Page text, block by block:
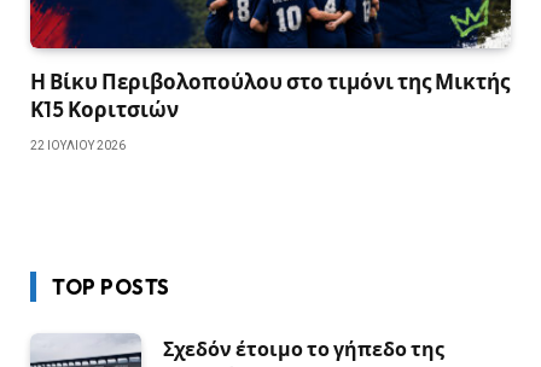
Η Βίκυ Περιβολοπούλου στο τιμόνι της Μικτής
Κ15 Κοριτσιών
22 ΙΟΥΛΊΟΥ 2026
TOP POSTS
Σχεδόν έτοιμο το γήπεδο της